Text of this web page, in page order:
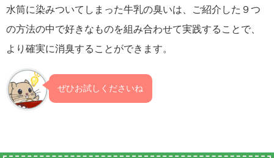
水筒に染みついてしまった牛乳の臭いは、ご紹介した９つ
の方法の中で好きなものを組み合わせて実践することで、
より確実に消臭することができます。
ぜひお試しくださいね